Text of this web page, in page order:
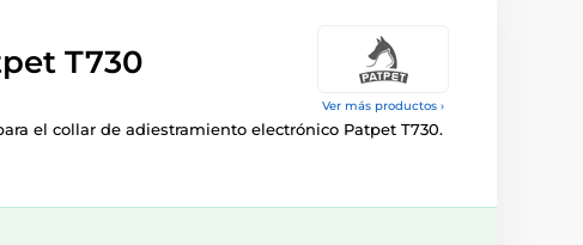
Ver más productos ›
T730
el collar de adiestramiento electrónico Patpet T730.